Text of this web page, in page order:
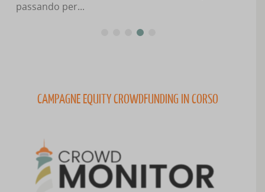
Fino al 25 gennaio è possibile sostenere su
CAMPAGNE EQUITY CROWDFUNDING IN CORSO